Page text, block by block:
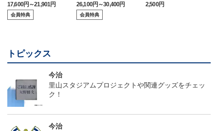
ーム(FP1st)
17,600円～21,901円
会員特典
ユニフォーム(FP1st)
26,100円～30,400円
会員特典
オルマフラー
2,500円
トピックス
今治
里山スタジアムプロジェクトや関連グッズをチェッ
ク！
今治